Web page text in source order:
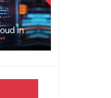
in